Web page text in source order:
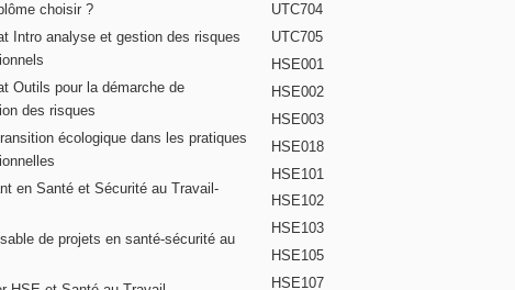
choisir ?
Intro analyse et gestion des risques
Outils pour la démarche de
des risques
écologique dans les pratiques
en Santé et Sécurité au Travail-
de projets en santé-sécurité au
UTC704
UTC705
HSE001
HSE002
HSE003
HSE018
HSE101
HSE102
HSE103
HSE105
HSE107